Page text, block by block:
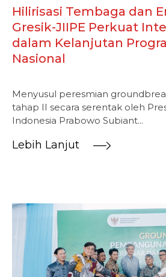
Hilirisasi Tembaga dan
Gresik-JIIPE Perkuat
dalam Kelanjutan
Nasional
Menyusul peresmian
tahap II secara serentak oleh
Indonesia Prabowo Subiant...
Lebih Lanjut